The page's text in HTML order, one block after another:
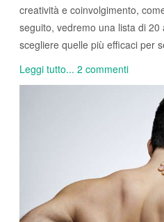
creatività e coinvolgimento,
seguito, vedremo una lista di
scegliere quelle più efficaci per
Leggi tutto... 2 commenti